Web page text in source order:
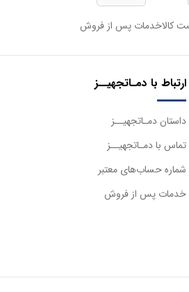
خدمات پس از فروش
ارتباط با دمـاتجهیــز
داستان دمـاتجهیــز
تماس با دمـاتجهیــز
شماره حساب‌های معتبر
خدمات پس از فروش